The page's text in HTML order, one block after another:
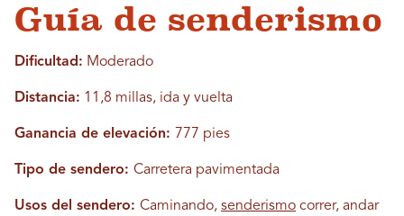
Guía de senderismo
Dificultad: Moderado
Distancia: 11,8 millas, ida y vuelta
Ganancia de elevación: 777 pies
Tipo de sendero: Carretera pavimentada
Usos del sendero: Caminando, senderismo correr, andar